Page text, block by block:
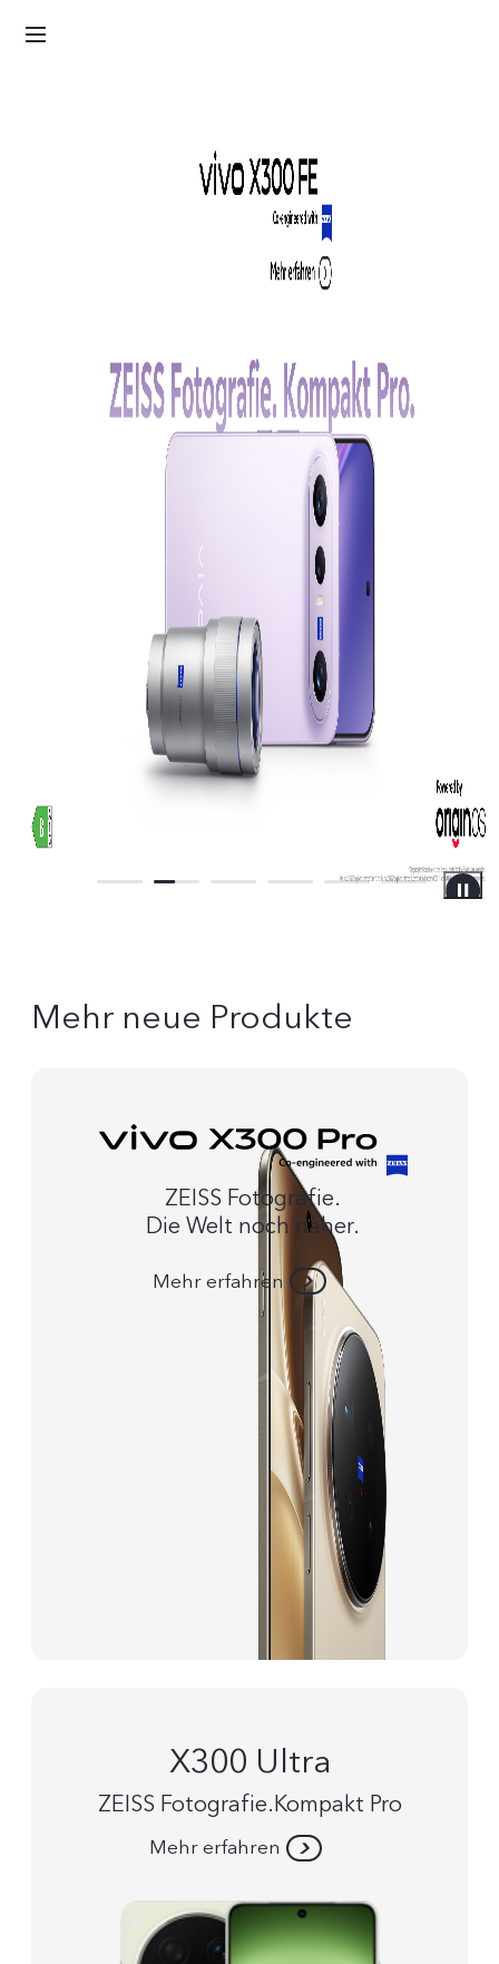
Mehr neue Produkte
ZEISS Fotografie.
Die Welt noch näher.
Mehr erfahren
X300 Ultra
ZEISS Fotografie.Kompakt Pro
Mehr erfahren